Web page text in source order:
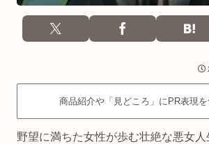
商品紹介や「見どころ」にPR表現を
野望に満ちた女性が歩む壮絶な悪女